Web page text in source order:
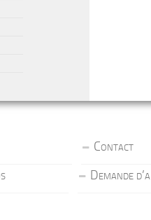
Contact
Demande